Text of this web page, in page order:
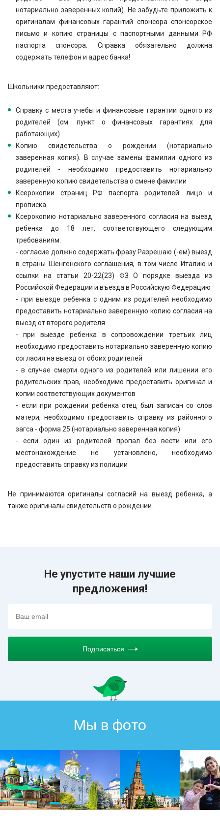
нотариально заверенных копий). Не забудьте приложить к
оригиналам финансовых гарантий спонсора спонсорское
письмо и копию страницы с паспортными данными РФ
паспорта спонсора. Справка обязательно должна
содержать телефон и адрес банка!
Школьники предоставляют:
Справку с места учебы и финансовые гарантии одного из
родителей (см. пункт о финансовых гарантиях для
работающих).
Копию свидетельства о рождении (нотариально
заверенная копия). В случае замены фамилии одного из
родителей - необходимо предоставить нотариально
заверенную копию свидетельства о смене фамилии
Ксерокопии страниц РФ паспорта родителей: лицо и
прописка
Ксерокопию нотариально заверенного согласия на выезд
ребенка до 18 лет, соответствующего следующим
требованиям:
- согласие должно содержать фразу Разрешаю (-ем) выезд
в страны Шенгенского соглашения, в том числе Италию и
ссылки на статьи 20-22(23) ФЗ О порядке выезда из
Российской Федерации и въезда в Российскую Федерацию
- при выезде ребенка с одним из родителей необходимо
предоставить нотариально заверенную копию согласия на
выезд от второго родителя
- при выезде ребенка в сопровождении третьих лиц
необходимо предоставить нотариально заверенную копию
согласия на выезд от обоих родителей
- в случае смерти одного из родителей или лишении его
родительских прав, необходимо предоставить оригинал и
копии соответствующих документов
- если при рождении ребенка отец был записан со слов
матери, необходимо предоставить справку из районного
загса - форма 25 (нотариально заверенная копия)
- если один из родителей пропал без вести или его
местонахождение не установлено, необходимо
предоставить справку из полиции
Не принимаются оригиналы согласий на выезд ребенка, а
также оригиналы свидетельств о рождении.
Не упустите наши лучшие
предложения!
Подписаться
Мы в фото